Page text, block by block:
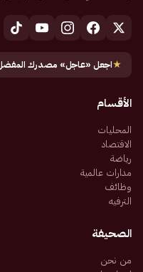
★اجعل «عاجل» مصدرك
الأقسام
المحليات
الاقتصاد
رياضة
مدارات عالمية
وظائف
الترفيه
الصحيفة
من نحن